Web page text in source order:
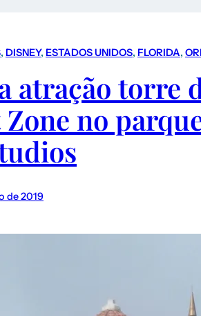
, DISNEY, ESTADOS UNIDOS, FLORIDA,
atração torre
no
de 2019